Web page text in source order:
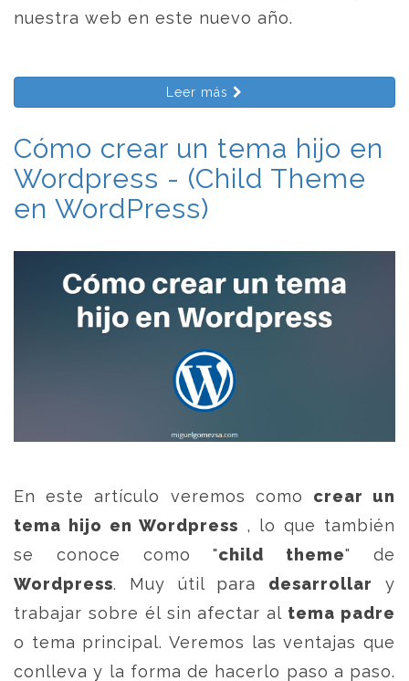
nuestra web en este nuevo año.
Leer más
Cómo crear un tema hijo en
Wordpress - (Child Theme
en WordPress)
En este artículo veremos como crear un
tema hijo en Wordpress , lo que también
se conoce como "child theme" de
Wordpress. Muy útil para desarrollar
y
trabajar sobre él sin afectar al tema padre
o tema principal. Veremos las ventajas que
conlleva y la forma de hacerlo paso a paso.